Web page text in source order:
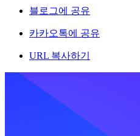
블로그에 공유
카카오톡에 공유
URL 복사하기